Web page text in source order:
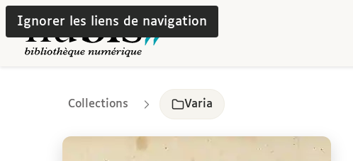
Ignorer les liens de navigation
Collections Varia